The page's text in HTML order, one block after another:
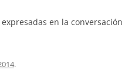
en la conversación
.